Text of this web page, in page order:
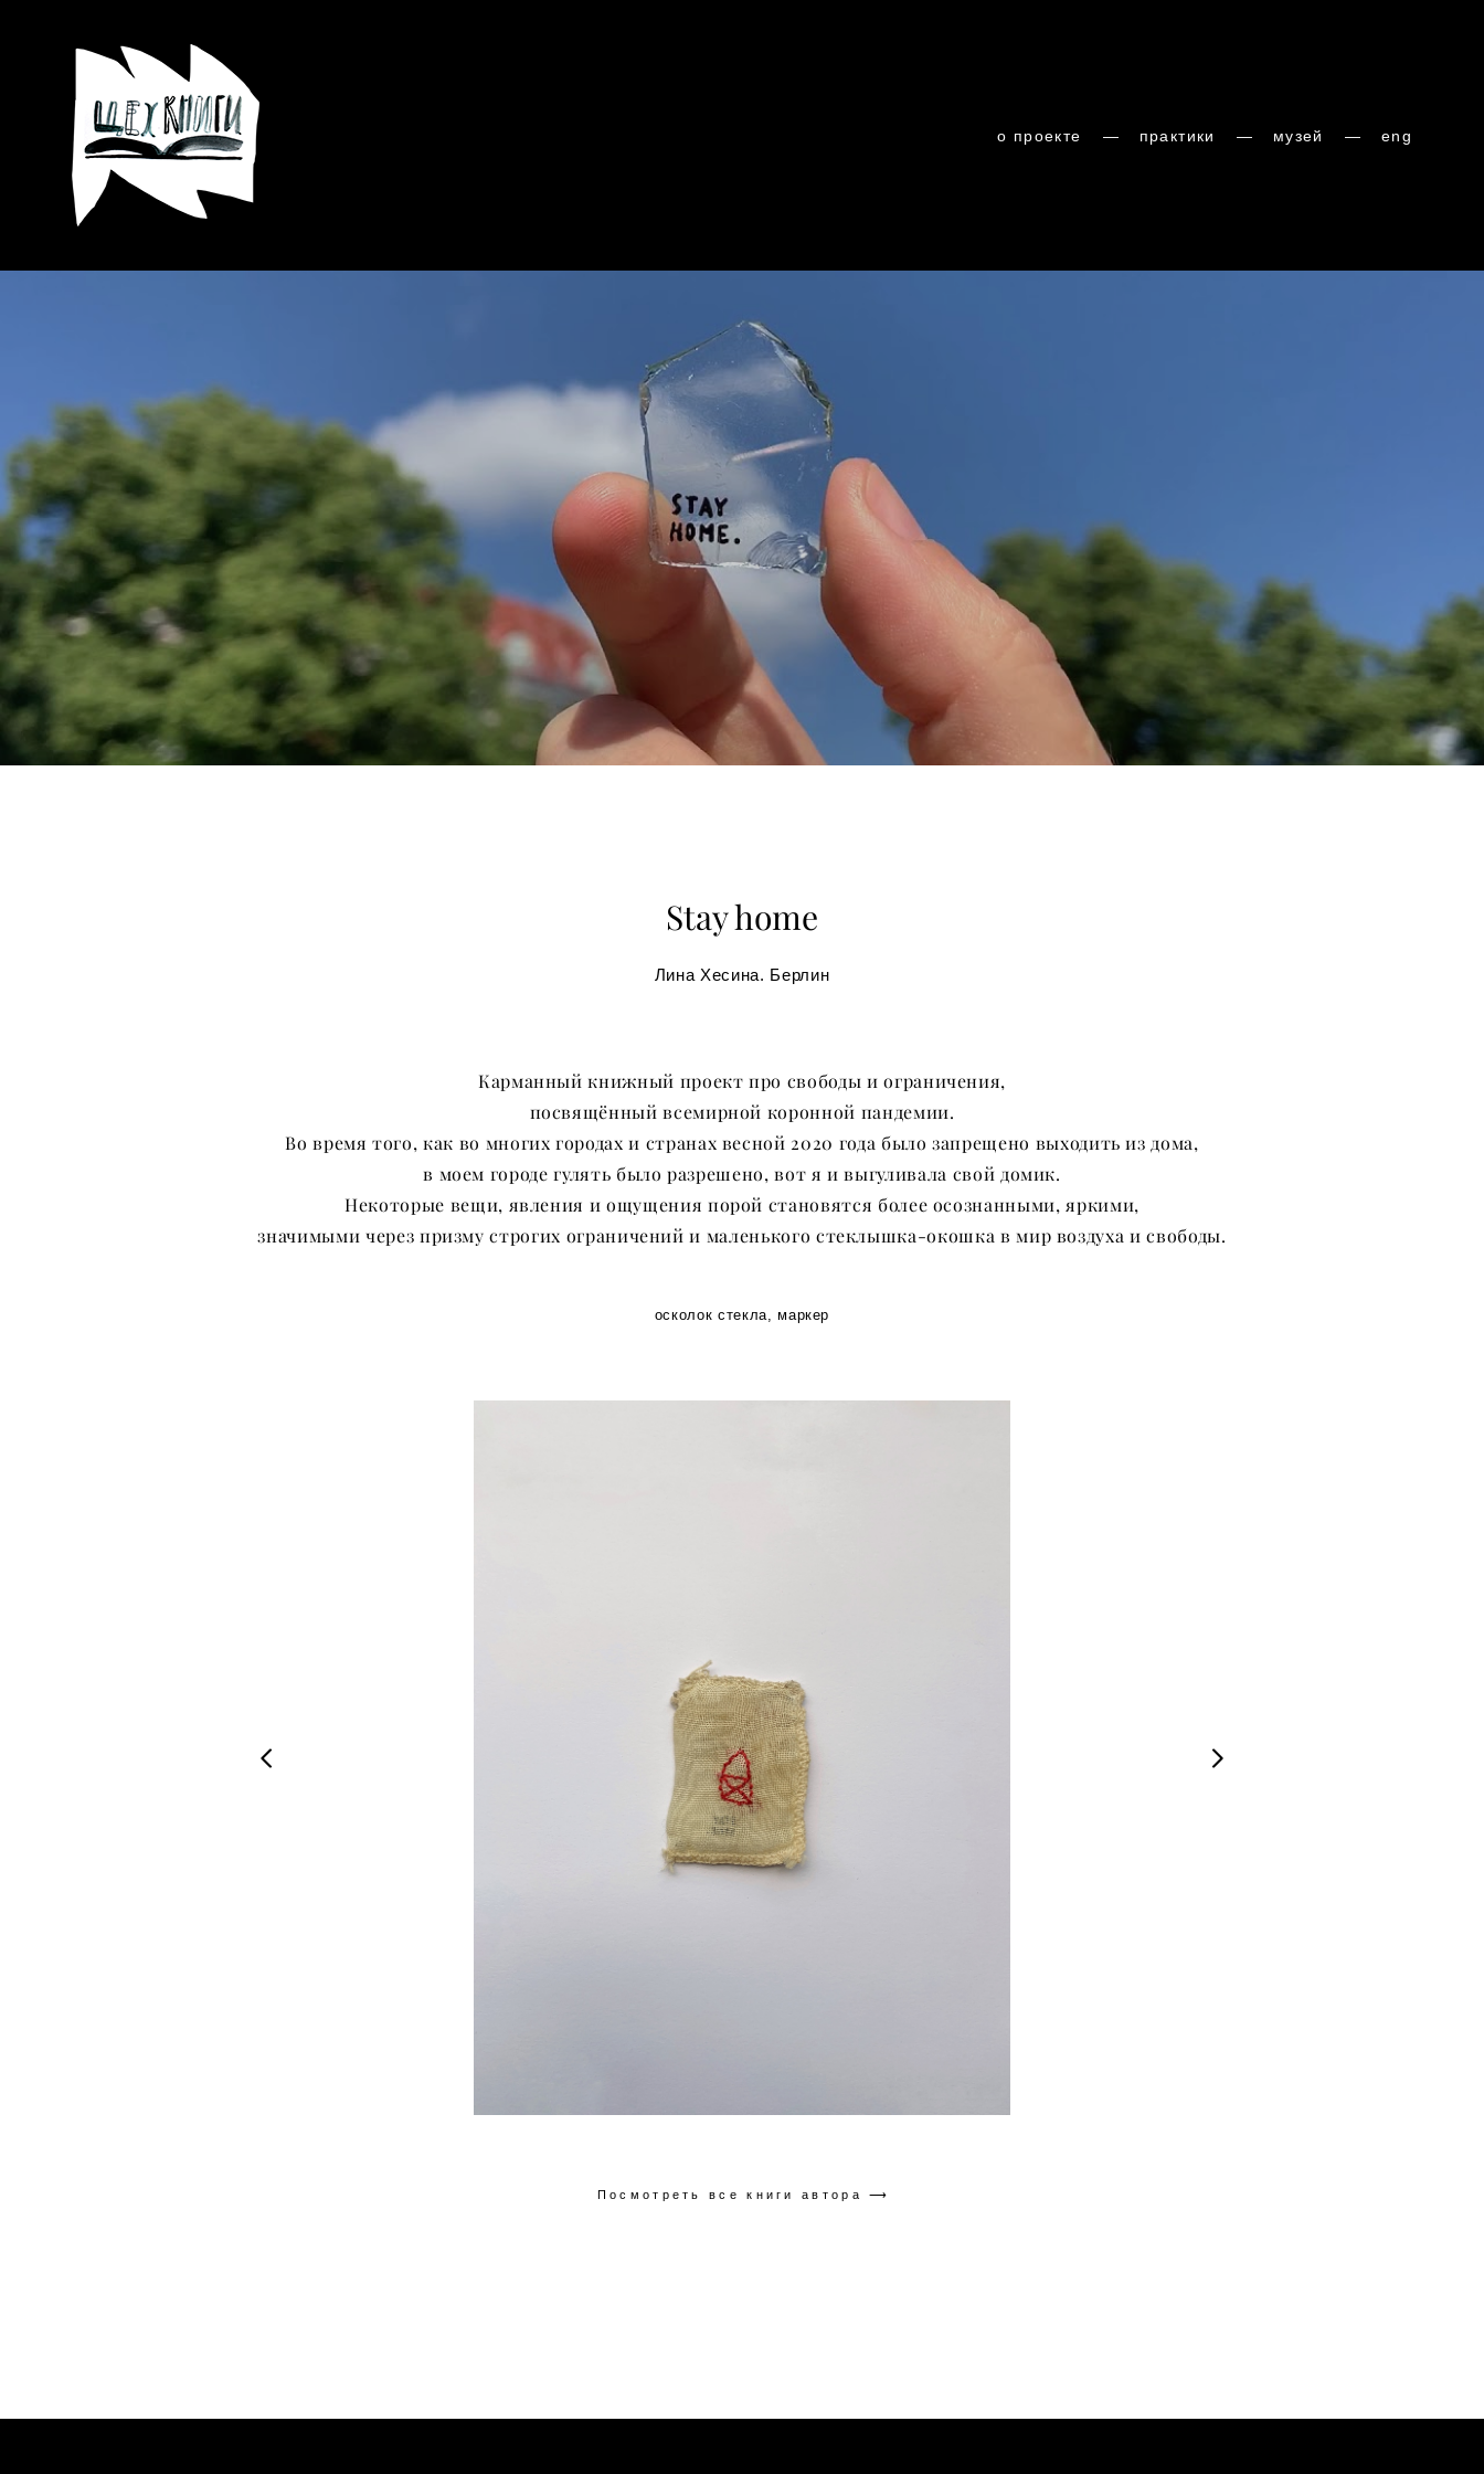
о проекте — практики — музей — eng
о проекте — практики — музей — eng
Stay home
Лина Хесина. Берлин
Карманный книжный проект про свободы и ограничения,
посвящённый всемирной коронной пандемии.
Во время того, как во многих городах и странах весной 2020 года было запрещено выходить из дома,
в моем городе гулять было разрешено, вот я и выгуливала свой домик.
Некоторые вещи, явления и ощущения порой становятся более осознанными, яркими,
значимыми через призму строгих ограничений и маленького стеклышка-окошка в мир воздуха и свободы.
осколок стекла, маркер
Посмотреть все книги автора ⟶